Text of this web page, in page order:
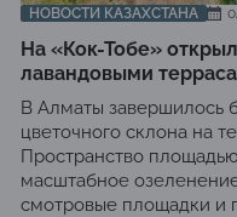
НОВОСТИ КАЗАХСТАНА
На «Кок-Тобе»
лавандовыми
В Алматы завершилось
цветочного склона на
Пространство
масштабное
смотровые площадки и